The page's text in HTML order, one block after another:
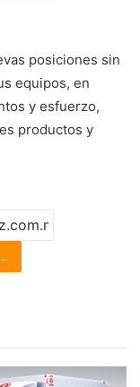
posiciones sin
equipos, en
y esfuerzo,
productos y